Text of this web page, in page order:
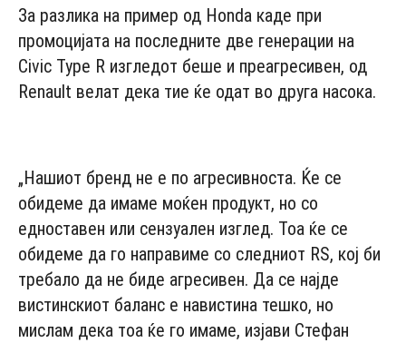
За разлика на пример од Honda каде при
промоцијата на последните две генерации на
Civic Type R изгледот беше и преагресивен, од
Renault велат дека тие ќе одат во друга насока.
„Нашиот бренд не е по агресивноста. Ќе се
обидеме да имаме моќен продукт, но со
едноставен или сензуален изглед. Тоа ќе се
обидеме да го направиме со следниот RS, кој би
требало да не биде агресивен. Да се најде
вистинскиот баланс е навистина тешко, но
мислам дека тоа ќе го имаме, изјави Стефан